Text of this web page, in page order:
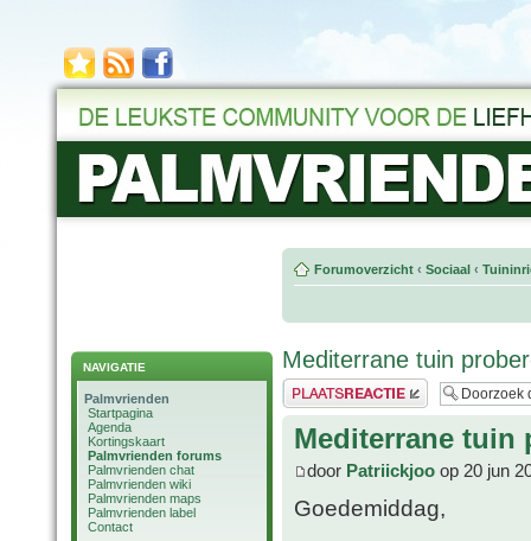
NAVIGATIE
Palmvrienden
Startpagina
Agenda
Kortingskaart
Palmvrienden forums
Palmvrienden chat
Palmvrienden wiki
Palmvrienden maps
Palmvrienden label
Contact
Forumoverzicht ‹ Sociaal ‹
Mediterrane tuin
Plaats een reactie
Mediterrane tuin
door Patriickjoo op 20 jun
Goedemiddag,